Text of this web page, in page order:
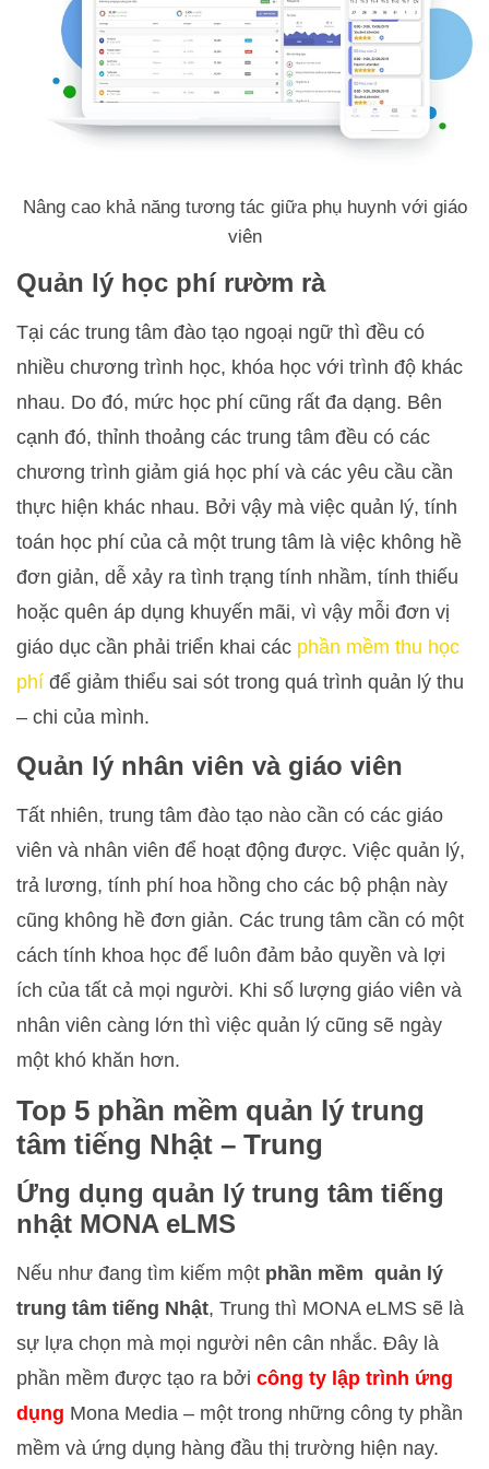
Nâng cao khả năng tương tác giữa phụ huynh với giáo
viên
Quản lý học phí rườm rà
Tại các trung tâm đào tạo ngoại ngữ thì đều có
nhiều chương trình học, khóa học với trình độ khác
nhau. Do đó, mức học phí cũng rất đa dạng. Bên
cạnh đó, thỉnh thoảng các trung tâm đều có các
chương trình giảm giá học phí và các yêu cầu cần
thực hiện khác nhau. Bởi vậy mà việc quản lý, tính
toán học phí của cả một trung tâm là việc không hề
đơn giản, dễ xảy ra tình trạng tính nhầm, tính thiếu
hoặc quên áp dụng khuyến mãi, vì vậy mỗi đơn vị
giáo dục cần phải triển khai các phần mềm thu học
phí để giảm thiểu sai sót trong quá trình quản lý thu
– chi của mình.
Quản lý nhân viên và giáo viên
Tất nhiên, trung tâm đào tạo nào cần có các giáo
viên và nhân viên để hoạt động được. Việc quản lý,
trả lương, tính phí hoa hồng cho các bộ phận này
cũng không hề đơn giản. Các trung tâm cần có một
cách tính khoa học để luôn đảm bảo quyền và lợi
ích của tất cả mọi người. Khi số lượng giáo viên và
nhân viên càng lớn thì việc quản lý cũng sẽ ngày
một khó khăn hơn.
Top 5 phần mềm quản lý trung
tâm tiếng Nhật – Trung
Ứng dụng quản lý trung tâm tiếng
nhật MONA eLMS
Nếu như đang tìm kiếm một phần mềm quản lý
trung tâm tiếng Nhật, Trung thì MONA eLMS sẽ là
sự lựa chọn mà mọi người nên cân nhắc. Đây là
phần mềm được tạo ra bởi công ty lập trình ứng
dụng Mona Media – một trong những công ty phần
mềm và ứng dụng hàng đầu thị trường hiện nay.